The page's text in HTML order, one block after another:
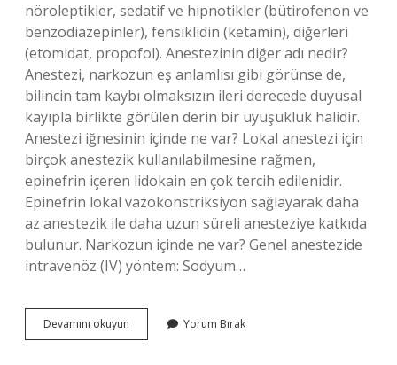
nöroleptikler, sedatif ve hipnotikler (bütirofenon ve
benzodiazepinler), fensiklidin (ketamin), diğerleri
(etomidat, propofol). Anestezinin diğer adı nedir?
Anestezi, narkozun eş anlamlısı gibi görünse de,
bilincin tam kaybı olmaksızın ileri derecede duyusal
kayıpla birlikte görülen derin bir uyuşukluk halidir.
Anestezi iğnesinin içinde ne var? Lokal anestezi için
birçok anestezik kullanılabilmesine rağmen,
epinefrin içeren lidokain en çok tercih edilenidir.
Epinefrin lokal vazokonstriksiyon sağlayarak daha
az anestezik ile daha uzun süreli anesteziye katkıda
bulunur. Narkozun içinde ne var? Genel anestezide
intravenöz (IV) yöntem: Sodyum…
Devamını okuyun Anestezi
Ilacının
Yorum Bırak